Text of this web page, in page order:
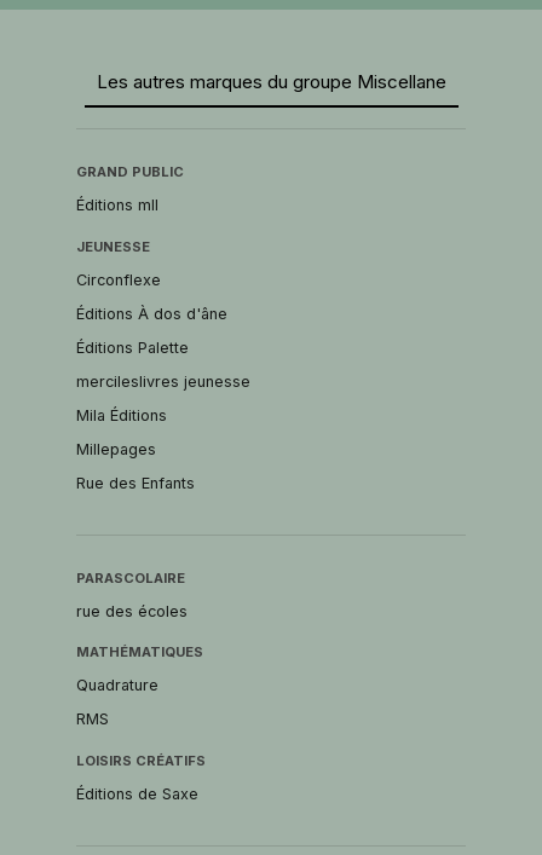
Les autres marques du groupe Miscellane
GRAND PUBLIC
Éditions mll
JEUNESSE
Circonflexe
Éditions À dos d'âne
Éditions Palette
mercileslivres jeunesse
Mila Éditions
Millepages
Rue des Enfants
PARASCOLAIRE
rue des écoles
MATHÉMATIQUES
Quadrature
RMS
LOISIRS CRÉATIFS
Éditions de Saxe